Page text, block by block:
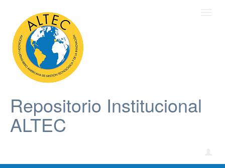
Repositorio Institucional
ALTEC